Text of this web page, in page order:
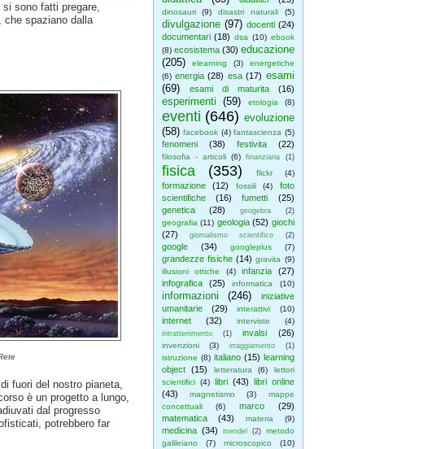
dinosauri (9) disastri naturali (5)
divulgazione (97) docenti (24)
documentari (18) dsa (10) ebook
(8) ecosistema (30) educazione
(205)
elearning (3)
energetiche
(6) energia (28) esa (17) esami
(69)
esami di maturita (16)
esperimenti (59) etologia (8)
eventi (646) evoluzione
(58) facebook (4) fantascienza (5)
fenomeni (38) festivita (22)
filosofia - articoli (6) finanziaria (1)
fisica (353) flickr (4)
formazione (12) fossili (4)
foto
scientifiche
(16) fumetti
(25)
genetica
(28) geogebra (2)
geografia (11) geologia (52) giochi
(27)
giornalismo scientifico (2)
google (34) googleplus (7)
grandezze fisiche (14) gravita (9)
illusioni ottiche
(4) infanzia
(27)
infografica
(25) informatica (10)
informazioni (246)
iniziative
umanitarie
(29) interattivi (10)
internet (32) interviste (4)
intrattenimento (1) invalsi (26)
invenzioni (3) irraggiamento (1)
istruzione (8) italiano (15) learning
object
(15) letteratura (6)
lettori
scientifici (4) libri (43) libri online
(43)
magnetismo (3)
mappe
concettuali
(6) marco
(29)
matematica
(43) materia (9)
medicina (34) mendel (2)
metodo
galileiano
(7) microscopico
(10)
sono fatti pregare,
che spaziano dalla
fuori del nostro pianeta,
è un progetto a lungo,
dal progresso
potrebbero far